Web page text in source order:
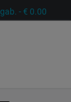
gab. - € 0.00